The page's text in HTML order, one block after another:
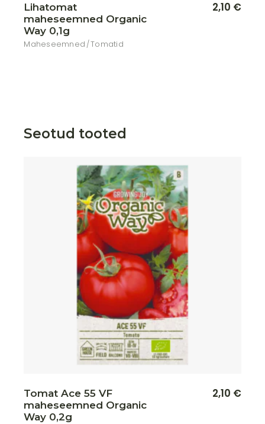
Lihatomat
maheseemned Organic
Way 0,1g
Maheseemned Tomatid
2,10 €
Seotud tooted
Tomat Ace 55 VF
maheseemned Organic
Way 0,2g
2,10 €